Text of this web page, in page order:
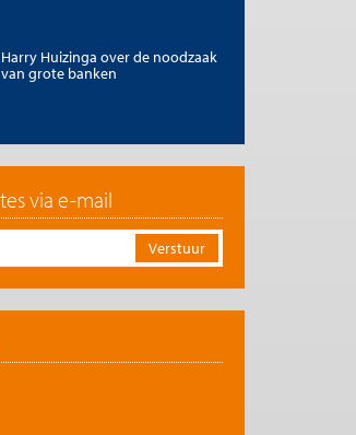
Harry Huizinga over de noodzaak
van grote banken
via e-mail